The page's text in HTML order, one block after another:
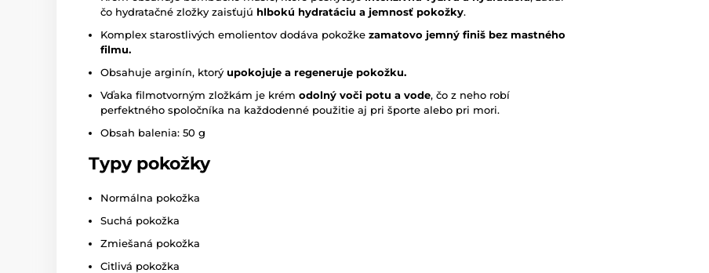
čo hydratačné zložky zaisťujú hlbokú hydratáciu a jemnosť pokožky.
Komplex starostlivých emolientov dodáva pokožke zamatovo jemný finiš bez mastného
filmu.
Obsahuje arginín, ktorý upokojuje a regeneruje pokožku.
Vďaka filmotvorným zložkám je krém odolný voči potu a vode, čo z neho robí
perfektného spoločníka na každodenné použitie aj pri športe alebo pri mori.
Obsah balenia: 50 g
Typy pokožky
Normálna pokožka
Suchá pokožka
Zmiešaná pokožka
Citlivá pokožka